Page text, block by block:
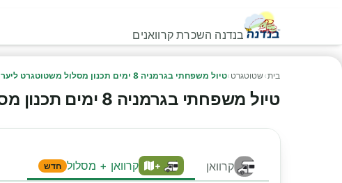
בנדנה השכרת קרוואנים
בית›שטוטגרט ›טיול משפחתי בגרמניה 8 ימים תכנון מסלול משטוטגרט ליער השחור והשכרת קרוואן
טיול משפחתי בגרמניה 8 ימים תכנון מסלול משטוטגרט ליער השחור והשכרת קרוואן
קרוואן + קרוואן + מסלול חדש